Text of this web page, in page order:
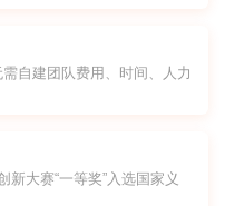
自建团队费用、时间、人力
新大赛“一等奖”入选国家义